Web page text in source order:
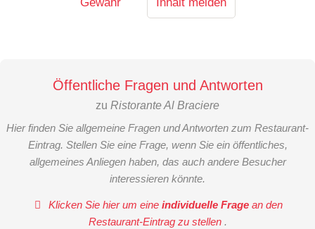
Öffentliche Fragen und Antworten
zu Ristorante Al Braciere
Hier finden Sie allgemeine Fragen und Antworten zum Restaurant-
Eintrag. Stellen Sie eine Frage, wenn Sie ein öffentliches,
allgemeines Anliegen haben, das auch andere Besucher
interessieren könnte.
Klicken Sie hier um eineindividuelle Frage an den
Restaurant-Eintrag zu stellen .